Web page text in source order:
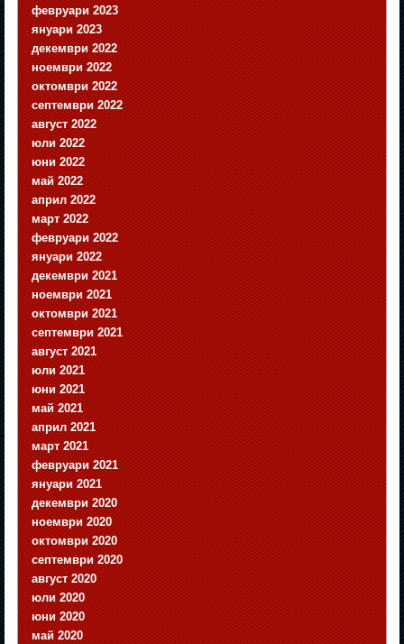
февруари 2023
януари 2023
декември 2022
ноември 2022
октомври 2022
септември 2022
август 2022
юли 2022
юни 2022
май 2022
април 2022
март 2022
февруари 2022
януари 2022
декември 2021
ноември 2021
октомври 2021
септември 2021
август 2021
юли 2021
юни 2021
май 2021
април 2021
март 2021
февруари 2021
януари 2021
декември 2020
ноември 2020
октомври 2020
септември 2020
август 2020
юли 2020
юни 2020
май 2020